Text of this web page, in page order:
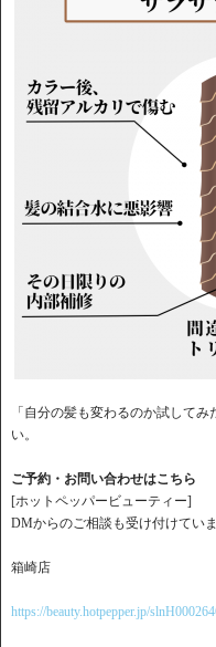
「自分の髪も変わるのか試して
い。
ご予約・お問い合わせはこちら
[ホットペッパービューティー]
DMからのご相談も受け付けていま
箱崎店
https://beauty.hotpepper.jp/